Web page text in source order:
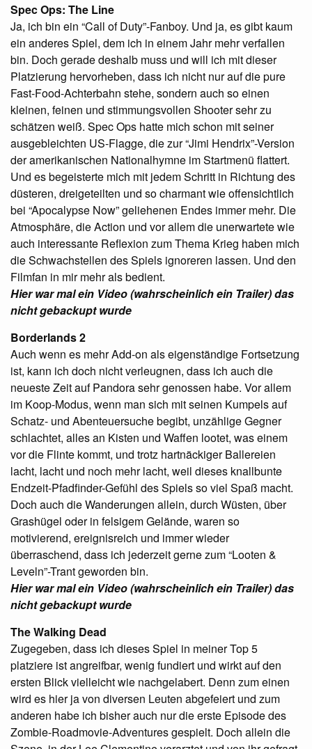
Spec Ops: The Line
Ja, ich bin ein “Call of Duty”-Fanboy. Und ja, es gibt kaum
ein anderes Spiel, dem ich in einem Jahr mehr verfallen
bin. Doch gerade deshalb muss und will ich mit dieser
Platzierung hervorheben, dass ich nicht nur auf die pure
Fast-Food-Achterbahn stehe, sondern auch so einen
kleinen, feinen und stimmungsvollen Shooter sehr zu
schätzen weiß. Spec Ops hatte mich schon mit seiner
ausgebleichten US-Flagge, die zur “Jimi Hendrix”-Version
der amerikanischen Nationalhymne im Startmenü flattert.
Und es begeisterte mich mit jedem Schritt in Richtung des
düsteren, dreigeteilten und so charmant wie offensichtlich
bei “Apocalypse Now” geliehenen Endes immer mehr. Die
Atmosphäre, die Action und vor allem die unerwartete wie
auch interessante Reflexion zum Thema Krieg haben mich
die Schwachstellen des Spiels ignoreren lassen. Und den
Filmfan in mir mehr als bedient.
Hier war mal ein Video (wahrscheinlich ein Trailer) das
nicht gebackupt wurde
Borderlands 2
Auch wenn es mehr Add-on als eigenständige Fortsetzung
ist, kann ich doch nicht verleugnen, dass ich auch die
neueste Zeit auf Pandora sehr genossen habe. Vor allem
im Koop-Modus, wenn man sich mit seinen Kumpels auf
Schatz- und Abenteuersuche begibt, unzählige Gegner
schlachtet, alles an Kisten und Waffen lootet, was einem
vor die Flinte kommt, und trotz hartnäckiger Ballereien
lacht, lacht und noch mehr lacht, weil dieses knallbunte
Endzeit-Pfadfinder-Gefühl des Spiels so viel Spaß macht.
Doch auch die Wanderungen allein, durch Wüsten, über
Grashügel oder in felsigem Gelände, waren so
motivierend, ereignisreich und immer wieder
überraschend, dass ich jederzeit gerne zum “Looten &
Leveln”-Trant geworden bin.
Hier war mal ein Video (wahrscheinlich ein Trailer) das
nicht gebackupt wurde
The Walking Dead
Zugegeben, dass ich dieses Spiel in meiner Top 5
platziere ist angreifbar, wenig fundiert und wirkt auf den
ersten Blick vielleicht wie nachgelabert. Denn zum einen
wird es hier ja von diversen Leuten abgefeiert und zum
anderen habe ich bisher auch nur die erste Episode des
Zombie-Roadmovie-Adventures gespielt. Doch allein die